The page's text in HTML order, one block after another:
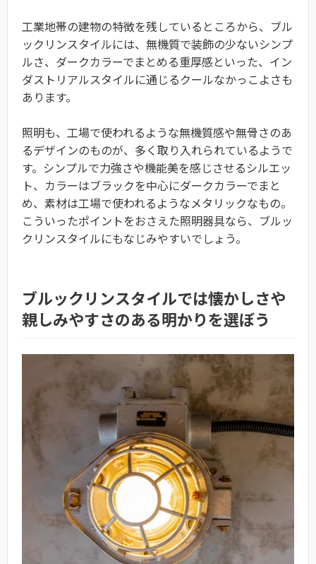
工業地帯の建物の特徴を残しているところから、ブル
ックリンスタイルには、無機質で装飾の少ないシンプ
ルさ、ダークカラーでまとめる重厚感といった、イン
ダストリアルスタイルに通じるクールなかっこよさも
あります。
照明も、工場で使われるような無機質感や無骨さのあ
るデザインのものが、多く取り入れられているようで
す。シンプルで力強さや機能美を感じさせるシルエッ
ト、カラーはブラックを中心にダークカラーでまと
め、素材は工場で使われるようなメタリックなもの。
こういったポイントをおさえた照明器具なら、ブルッ
クリンスタイルにもなじみやすいでしょう。
ブルックリンスタイルでは懐かしさや
親しみやすさのある明かりを選ぼう